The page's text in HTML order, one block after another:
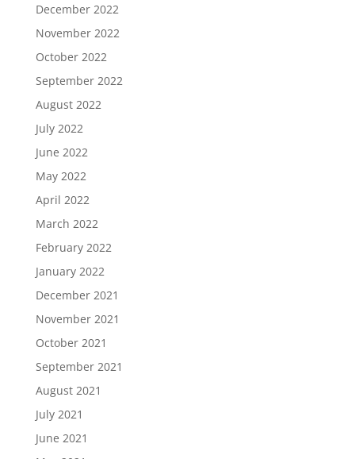
December 2022
November 2022
October 2022
September 2022
August 2022
July 2022
June 2022
May 2022
April 2022
March 2022
February 2022
January 2022
December 2021
November 2021
October 2021
September 2021
August 2021
July 2021
June 2021